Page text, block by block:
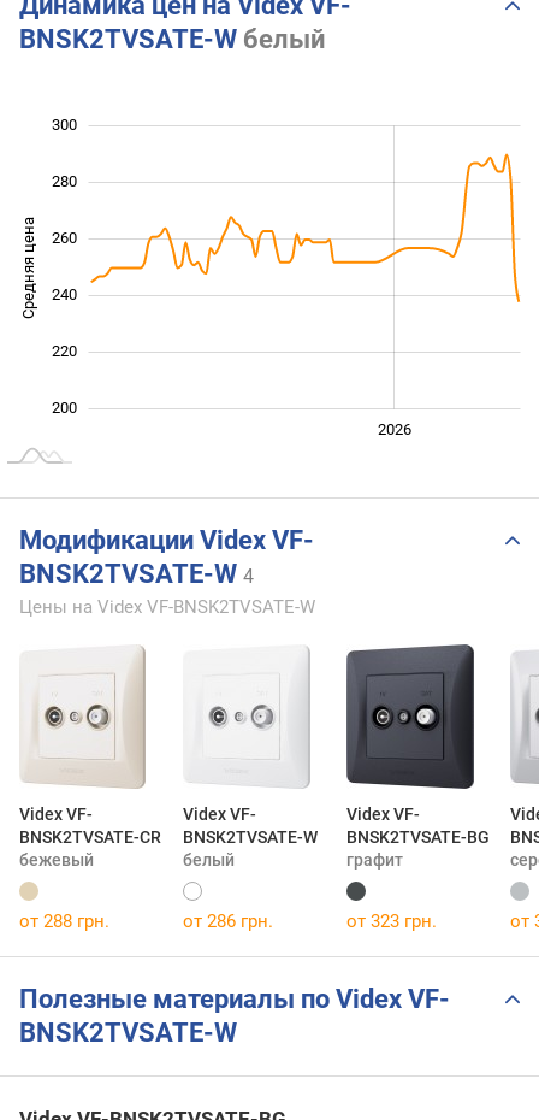
BNSK2TVSATE-W белый
Средняя цена
200
220
240
260
280
300
2026
Модификации Videx VF-
BNSK2TVSATE-W 4
Цены на Videx VF-BNSK2TVSATE-W
Videx VF-
BNSK2TVSATE-CR
бежевый
Videx VF-
BNSK2TVSATE-W
белый
Videx VF-
BNSK2TVSATE-BG
графит
от 288 грн. от 286 грн. от 323 грн. от
Полезные материалы по Videx VF-
BNSK2TVSATE-W